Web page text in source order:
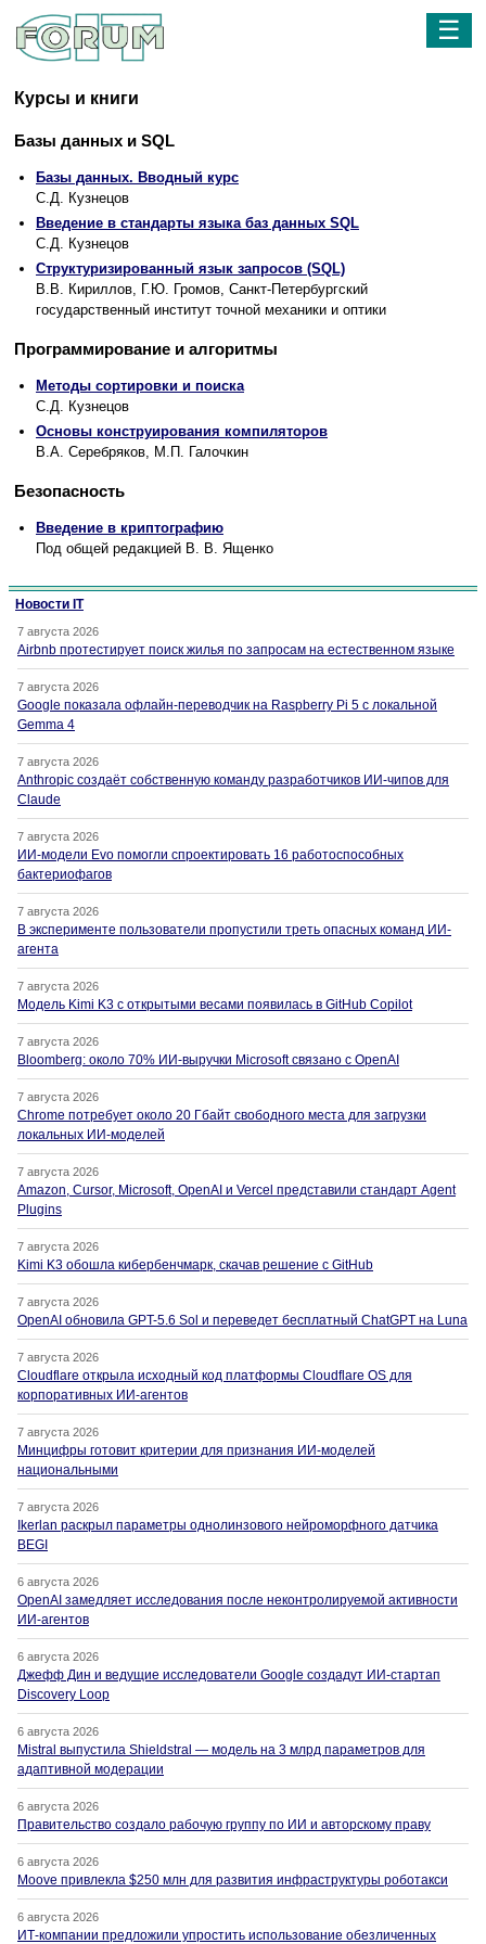
☰
Курсы и книги
Базы данных и SQL
Базы данных. Вводный курс
С.Д. Кузнецов
Введение в стандарты языка баз данных SQL
С.Д. Кузнецов
Структуризированный язык запросов (SQL)
В.В. Кириллов, Г.Ю. Громов, Санкт-Петербургский
государственный институт точной механики и оптики
Программирование и алгоритмы
Методы сортировки и поиска
С.Д. Кузнецов
Основы конструирования компиляторов
В.А. Серебряков, М.П. Галочкин
Безопасность
Введение в криптографию
Под общей редакцией В. В. Ященко
Новости IT
7 августа 2026
Airbnb протестирует поиск жилья по запросам на естественном языке
7 августа 2026
Google показала офлайн-переводчик на Raspberry Pi 5 с локальной
Gemma 4
7 августа 2026
Anthropic создаёт собственную команду разработчиков ИИ-чипов для
Claude
7 августа 2026
ИИ-модели Evo помогли спроектировать 16 работоспособных
бактериофагов
7 августа 2026
В эксперименте пользователи пропустили треть опасных команд ИИ-
агента
7 августа 2026
Модель Kimi K3 с открытыми весами появилась в GitHub Copilot
7 августа 2026
Bloomberg: около 70% ИИ-выручки Microsoft связано с OpenAI
7 августа 2026
Chrome потребует около 20 Гбайт свободного места для загрузки
локальных ИИ-моделей
7 августа 2026
Amazon, Cursor, Microsoft, OpenAI и Vercel представили стандарт Agent
Plugins
7 августа 2026
Kimi K3 обошла кибербенчмарк, скачав решение с GitHub
7 августа 2026
OpenAI обновила GPT-5.6 Sol и переведет бесплатный ChatGPT на Luna
7 августа 2026
Cloudflare открыла исходный код платформы Cloudflare OS для
корпоративных ИИ-агентов
7 августа 2026
Минцифры готовит критерии для признания ИИ-моделей
национальными
7 августа 2026
Ikerlan раскрыл параметры однолинзового нейроморфного датчика
BEGI
6 августа 2026
OpenAI замедляет исследования после неконтролируемой активности
ИИ-агентов
6 августа 2026
Джефф Дин и ведущие исследователи Google создадут ИИ-стартап
Discovery Loop
6 августа 2026
Mistral выпустила Shieldstral — модель на 3 млрд параметров для
адаптивной модерации
6 августа 2026
Правительство создало рабочую группу по ИИ и авторскому праву
6 августа 2026
Moove привлекла $250 млн для развития инфраструктуры роботакси
6 августа 2026
ИТ-компании предложили упростить использование обезличенных